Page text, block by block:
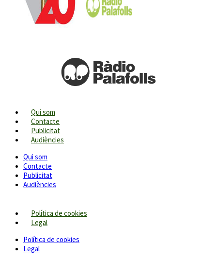
Qui som
Contacte
Publicitat
Audiències
Qui som
Contacte
Publicitat
Audiències
Política de cookies
Legal
Política de cookies
Legal